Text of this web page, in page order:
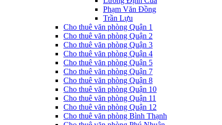
Phạm Văn Đồng
Trần Lựu
Cho thuê văn phòng Quận 1
Cho thuê văn phòng Quận 2
Cho thuê văn phòng Quận 3
Cho thuê văn phòng Quận 4
Cho thuê văn phòng Quận 5
Cho thuê văn phòng Quận 7
Cho thuê văn phòng Quận 8
Cho thuê văn phòng Quận 10
Cho thuê văn phòng Quận 11
Cho thuê văn phòng Quận 12
Cho thuê văn phòng Bình Thạnh